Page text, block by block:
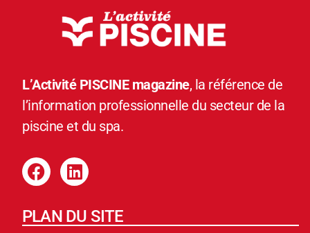
L’Activité PISCINE magazine, la référence de
l’information professionnelle du secteur de la
piscine et du spa.
PLAN DU SITE